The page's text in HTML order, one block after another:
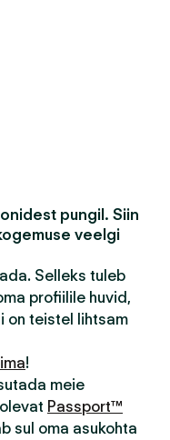
pungil. Siin
veelgi
Selleks tuleb
profiilile huvid,
on teistel lihtsam
!
meie
Passport™
sul oma asukohta